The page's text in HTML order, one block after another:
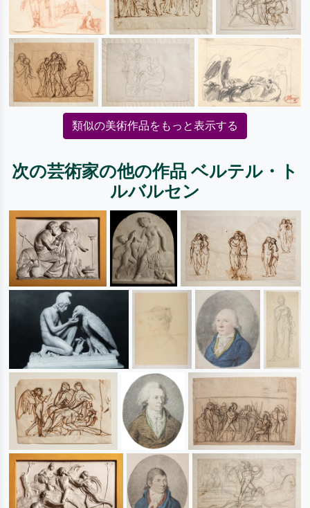
類似の美術作品をもっと表示する
次の芸術家の他の作品 ベルテル・ト
ルバルセン